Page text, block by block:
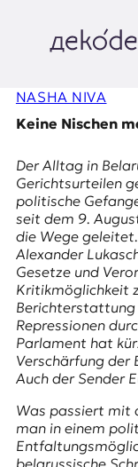
springen
e
k
o
d
e
r
|
D
E
K
NASHA NIVA
Keine Nischen
Der Alltag in
Gerichtsurteilen
politische
seit dem 9.
die Wege
Alexander
Gesetze und
Kritikmöglichkeit
Repressionen
Parlament hat
Verschärfung der
Auch der Sender
Was passiert mit
man in einem